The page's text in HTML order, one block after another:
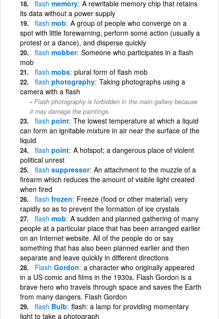
flash memory A rewritable memory chip that retains
its data without a power supply
flash mob A group of people who converge on a
spot with little forewarning, perform some action (usually a
protest or a dance), and disperse quickly
flash mobber Someone who participates in a flash
mob
flash mobs plural form of flash mob
flash photography Taking photographs using a
camera with a flash
Flash photography is forbidden in the main gallery because
it may damage the paintings.
flash point The lowest temperature at which a liquid
can form an ignitable mixture in air near the surface of the
liquid
flash point A hotspot; a dangerous place of violent
political unrest
flash suppressor An attachment to the muzzle of a
firearm which reduces the amount of visible light created
when fired
flash frozen Freeze (food or other material) very
rapidly so as to prevent the formation of ice crystals
flash mob A sudden and planned gathering of many
people at a particular place that has been arranged earlier
on an Internet website. All of the people do or say
something that has also been planned earlier and then
separate and leave quickly in different directions
Flash Gordon a character who originally appeared
in a US comic and films in the 1930s. Flash Gordon is a
brave hero who travels through space and saves the Earth
from many dangers. Flash Gordon
flash Bulb flash: a lamp for providing momentary
light to take a photograph